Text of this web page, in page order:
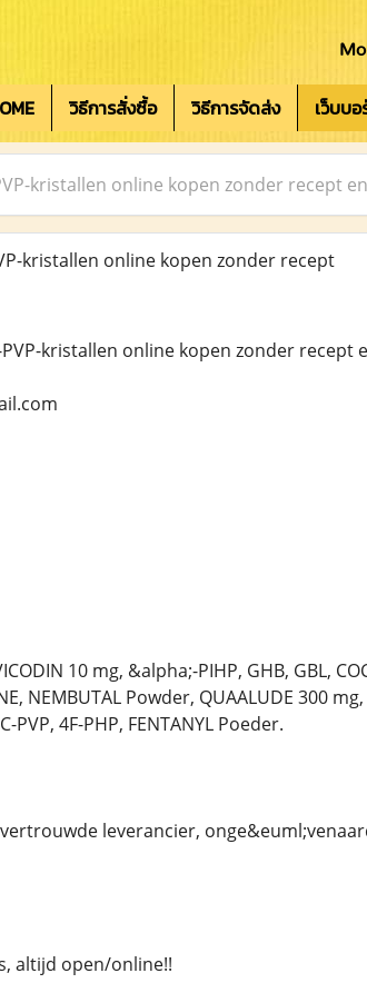
วิธีการสั่งซื้อ วิธีการจัดส่ง เว็บบ
kristallen online kopen zonder recept
kristallen online kopen zonder recept
kristallen online kopen zonder recept
10 mg, &alpha;-PIHP, GHB, GBL,
NEMBUTAL Powder, QUAALUDE 300
PVP, 4F-PHP, FENTANYL Poeder.
leverancier,
altijd open/online!!